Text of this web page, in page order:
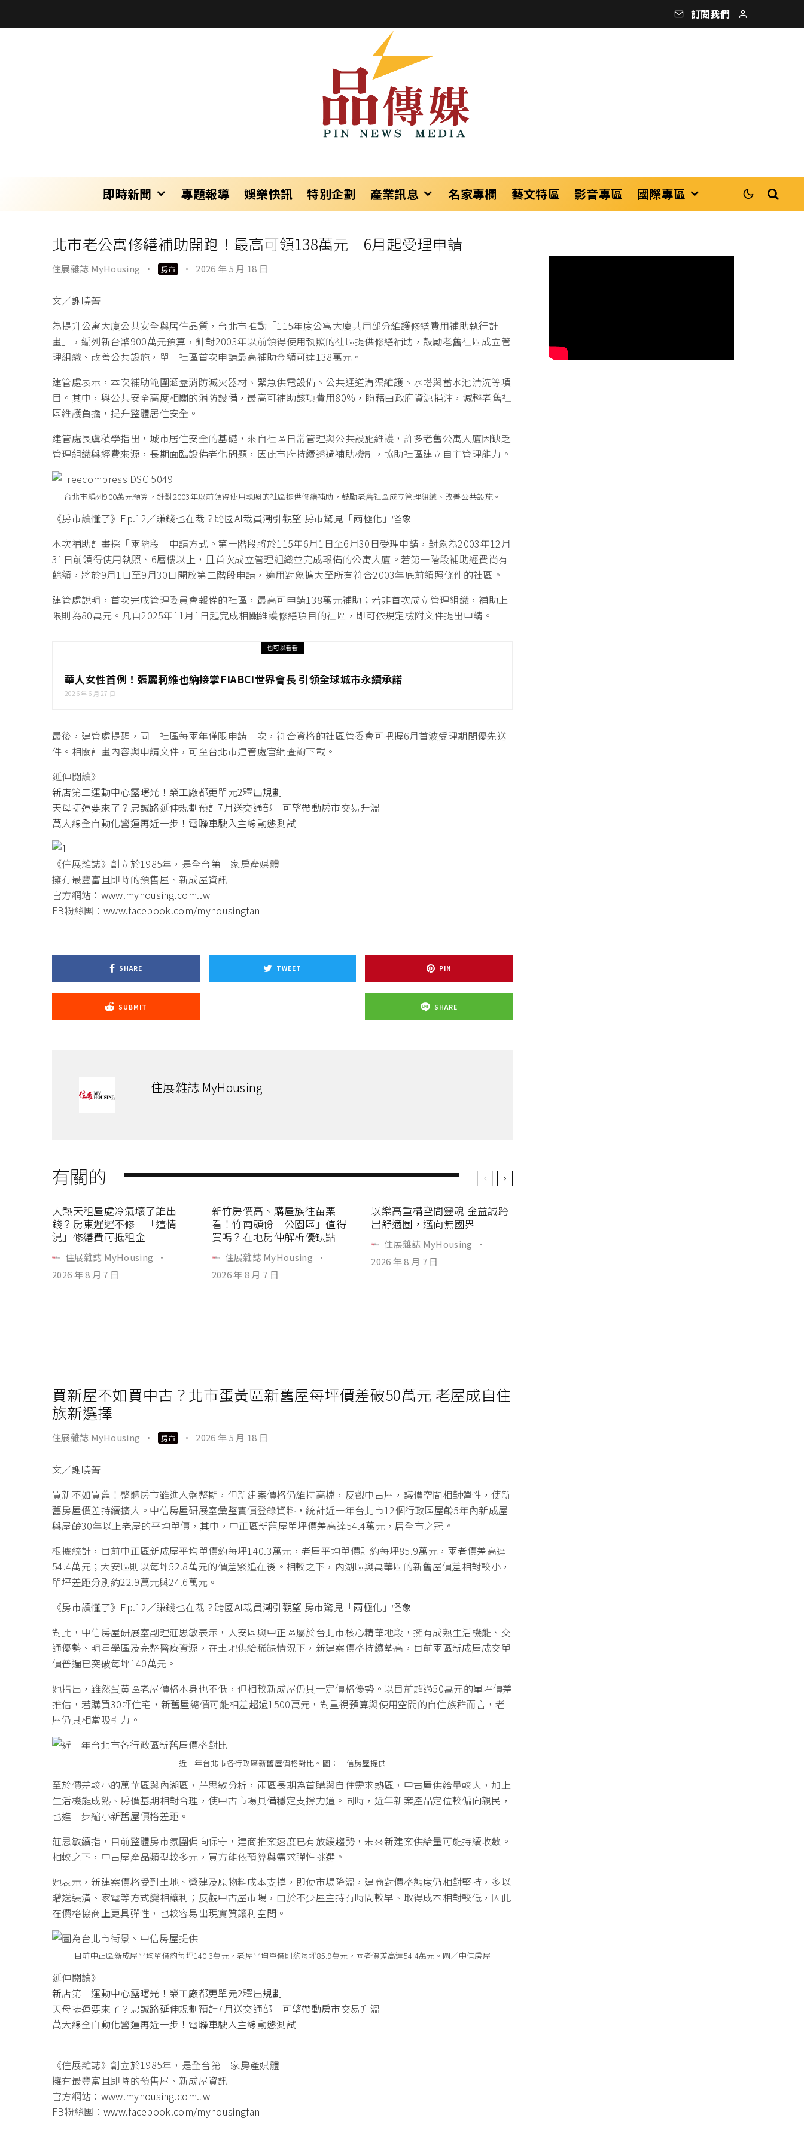
訂閱我們
即時新聞 專題報導 娛樂快訊 特別企劃 產業訊息 名家專欄 藝文特區 影音專區 國際專區
北市老公寓修繕補助開跑！最高可領138萬元 6月起受理申請
住展雜誌 MyHousing · 房市 · 2026 年 5 月 18 日
文／謝曉菁
為提升公寓大廈公共安全與居住品質，台北市推動「115年度公寓大廈共用部分維護修繕費用補助執行計
畫」，編列新台幣900萬元預算，針對2003年以前領得使用執照的社區提供修繕補助，鼓勵老舊社區成立管
理組織、改善公共設施，單一社區首次申請最高補助金額可達138萬元。
建管處表示，本次補助範圍涵蓋消防滅火器材、緊急供電設備、公共通道溝渠維護、水塔與蓄水池清洗等項
目。其中，與公共安全高度相關的消防設備，最高可補助該項費用80%，盼藉由政府資源挹注，減輕老舊社
區維護負擔，提升整體居住安全。
建管處長虞積學指出，城市居住安全的基礎，來自社區日常管理與公共設施維護，許多老舊公寓大廈因缺乏
管理組織與經費來源，長期面臨設備老化問題，因此市府持續透過補助機制，協助社區建立自主管理能力。
台北市編列900萬元預算，針對2003年以前領得使用執照的社區提供修繕補助，鼓勵老舊社區成立管理組織、改善公共設施。
《房市讀懂了》Ep.12／賺錢也在裁？跨國AI裁員潮引觀望 房市驚見「兩極化」怪象
本次補助計畫採「兩階段」申請方式。第一階段將於115年6月1日至6月30日受理申請，對象為2003年12月
31日前領得使用執照、6層樓以上，且首次成立管理組織並完成報備的公寓大廈。若第一階段補助經費尚有
餘額，將於9月1日至9月30日開放第二階段申請，適用對象擴大至所有符合2003年底前領照條件的社區。
建管處說明，首次完成管理委員會報備的社區，最高可申請138萬元補助；若非首次成立管理組織，補助上
限則為80萬元。凡自2025年11月1日起完成相關維護修繕項目的社區，即可依規定檢附文件提出申請。
也可以看看
華人女性首例！張麗莉維也納接掌FIABCI世界會長 引領全球城市永續承諾
2026 年 6 月 27 日
最後，建管處提醒，同一社區每兩年僅限申請一次，符合資格的社區管委會可把握6月首波受理期間優先送
件。相關計畫內容與申請文件，可至台北市建管處官網查詢下載。
延伸閱讀》
新店第二運動中心露曙光！榮工廠都更單元2釋出規劃
天母捷運要來了？忠誠路延伸規劃預計7月送交通部 可望帶動房市交易升溫
萬大線全自動化營運再近一步！電聯車駛入主線動態測試
《住展雜誌》創立於1985年，是全台第一家房產媒體
擁有最豐富且即時的預售屋、新成屋資訊
官方網站： www.myhousing.com.tw
FB粉絲團： www.facebook.com/myhousingfan
SHARE TWEET PIN
SUBMIT SHARE
住展雜誌 MyHousing
有關的
大熱天租屋處冷氣壞了誰出
錢？房東遲遲不修 「這情
況」修繕費可抵租金
住展雜誌 MyHousing
·
2026 年 8 月 7 日
新竹房價高、購屋族往苗栗
看！竹南頭份「公園區」值得
買嗎？在地房仲解析優缺點
住展雜誌 MyHousing
·
2026 年 8 月 7 日
以樂高重構空間靈魂 金益誠跨
出舒適圈，邁向無國界
住展雜誌 MyHousing
·
2026 年 8 月 7 日
買新屋不如買中古？北市蛋黃區新舊屋每坪價差破50萬元 老屋成自住
族新選擇
住展雜誌 MyHousing · 房市 · 2026 年 5 月 18 日
文／謝曉菁
買新不如買舊！整體房市雖進入盤整期，但新建案價格仍維持高檔，反觀中古屋，議價空間相對彈性，使新
舊房屋價差持續擴大。中信房屋研展室彙整實價登錄資料，統計近一年台北市12個行政區屋齡5年內新成屋
與屋齡30年以上老屋的平均單價，其中，中正區新舊屋單坪價差高達54.4萬元，居全市之冠。
根據統計，目前中正區新成屋平均單價約每坪140.3萬元，老屋平均單價則約每坪85.9萬元，兩者價差高達
54.4萬元；大安區則以每坪52.8萬元的價差緊追在後。相較之下，內湖區與萬華區的新舊屋價差相對較小，
單坪差距分別約22.9萬元與24.6萬元。
《房市讀懂了》Ep.12／賺錢也在裁？跨國AI裁員潮引觀望 房市驚見「兩極化」怪象
對此，中信房屋研展室副理莊思敏表示，大安區與中正區屬於台北市核心精華地段，擁有成熟生活機能、交
通優勢、明星學區及完整醫療資源，在土地供給稀缺情況下，新建案價格持續墊高，目前兩區新成屋成交單
價普遍已突破每坪140萬元。
她指出，雖然蛋黃區老屋價格本身也不低，但相較新成屋仍具一定價格優勢。以目前超過50萬元的單坪價差
推估，若購買30坪住宅，新舊屋總價可能相差超過1500萬元，對重視預算與使用空間的自住族群而言，老
屋仍具相當吸引力。
近一年台北市各行政區新舊屋價格對比。圖：中信房屋提供
至於價差較小的萬華區與內湖區，莊思敏分析，兩區長期為首購與自住需求熱區，中古屋供給量較大，加上
生活機能成熟、房價基期相對合理，使中古市場具備穩定支撐力道。同時，近年新案產品定位較偏向親民，
也進一步縮小新舊屋價格差距。
莊思敏續指，目前整體房市氛圍偏向保守，建商推案速度已有放緩趨勢，未來新建案供給量可能持續收斂。
相較之下，中古屋產品類型較多元，買方能依預算與需求彈性挑選。
她表示，新建案價格受到土地、營建及原物料成本支撐，即使市場降溫，建商對價格態度仍相對堅持，多以
贈送裝潢、家電等方式變相讓利；反觀中古屋市場，由於不少屋主持有時間較早、取得成本相對較低，因此
在價格協商上更具彈性，也較容易出現實質讓利空間。
目前中正區新成屋平均單價約每坪140.3萬元，老屋平均單價則約每坪85.9萬元，兩者價差高達54.4萬元。圖／中信房屋
延伸閱讀》
新店第二運動中心露曙光！榮工廠都更單元2釋出規劃
天母捷運要來了？忠誠路延伸規劃預計7月送交通部 可望帶動房市交易升溫
萬大線全自動化營運再近一步！電聯車駛入主線動態測試
《住展雜誌》創立於1985年，是全台第一家房產媒體
擁有最豐富且即時的預售屋、新成屋資訊
官方網站： www.myhousing.com.tw
FB粉絲團： www.facebook.com/myhousingfan